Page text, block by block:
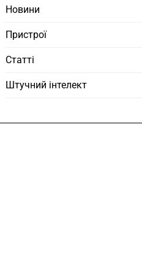
Новини
Пристрої
Статті
Штучний інтелект